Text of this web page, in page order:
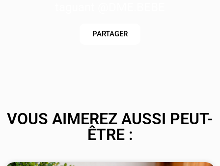
PARTAGER
VOUS AIMEREZ AUSSI PEUT-
ÊTRE :